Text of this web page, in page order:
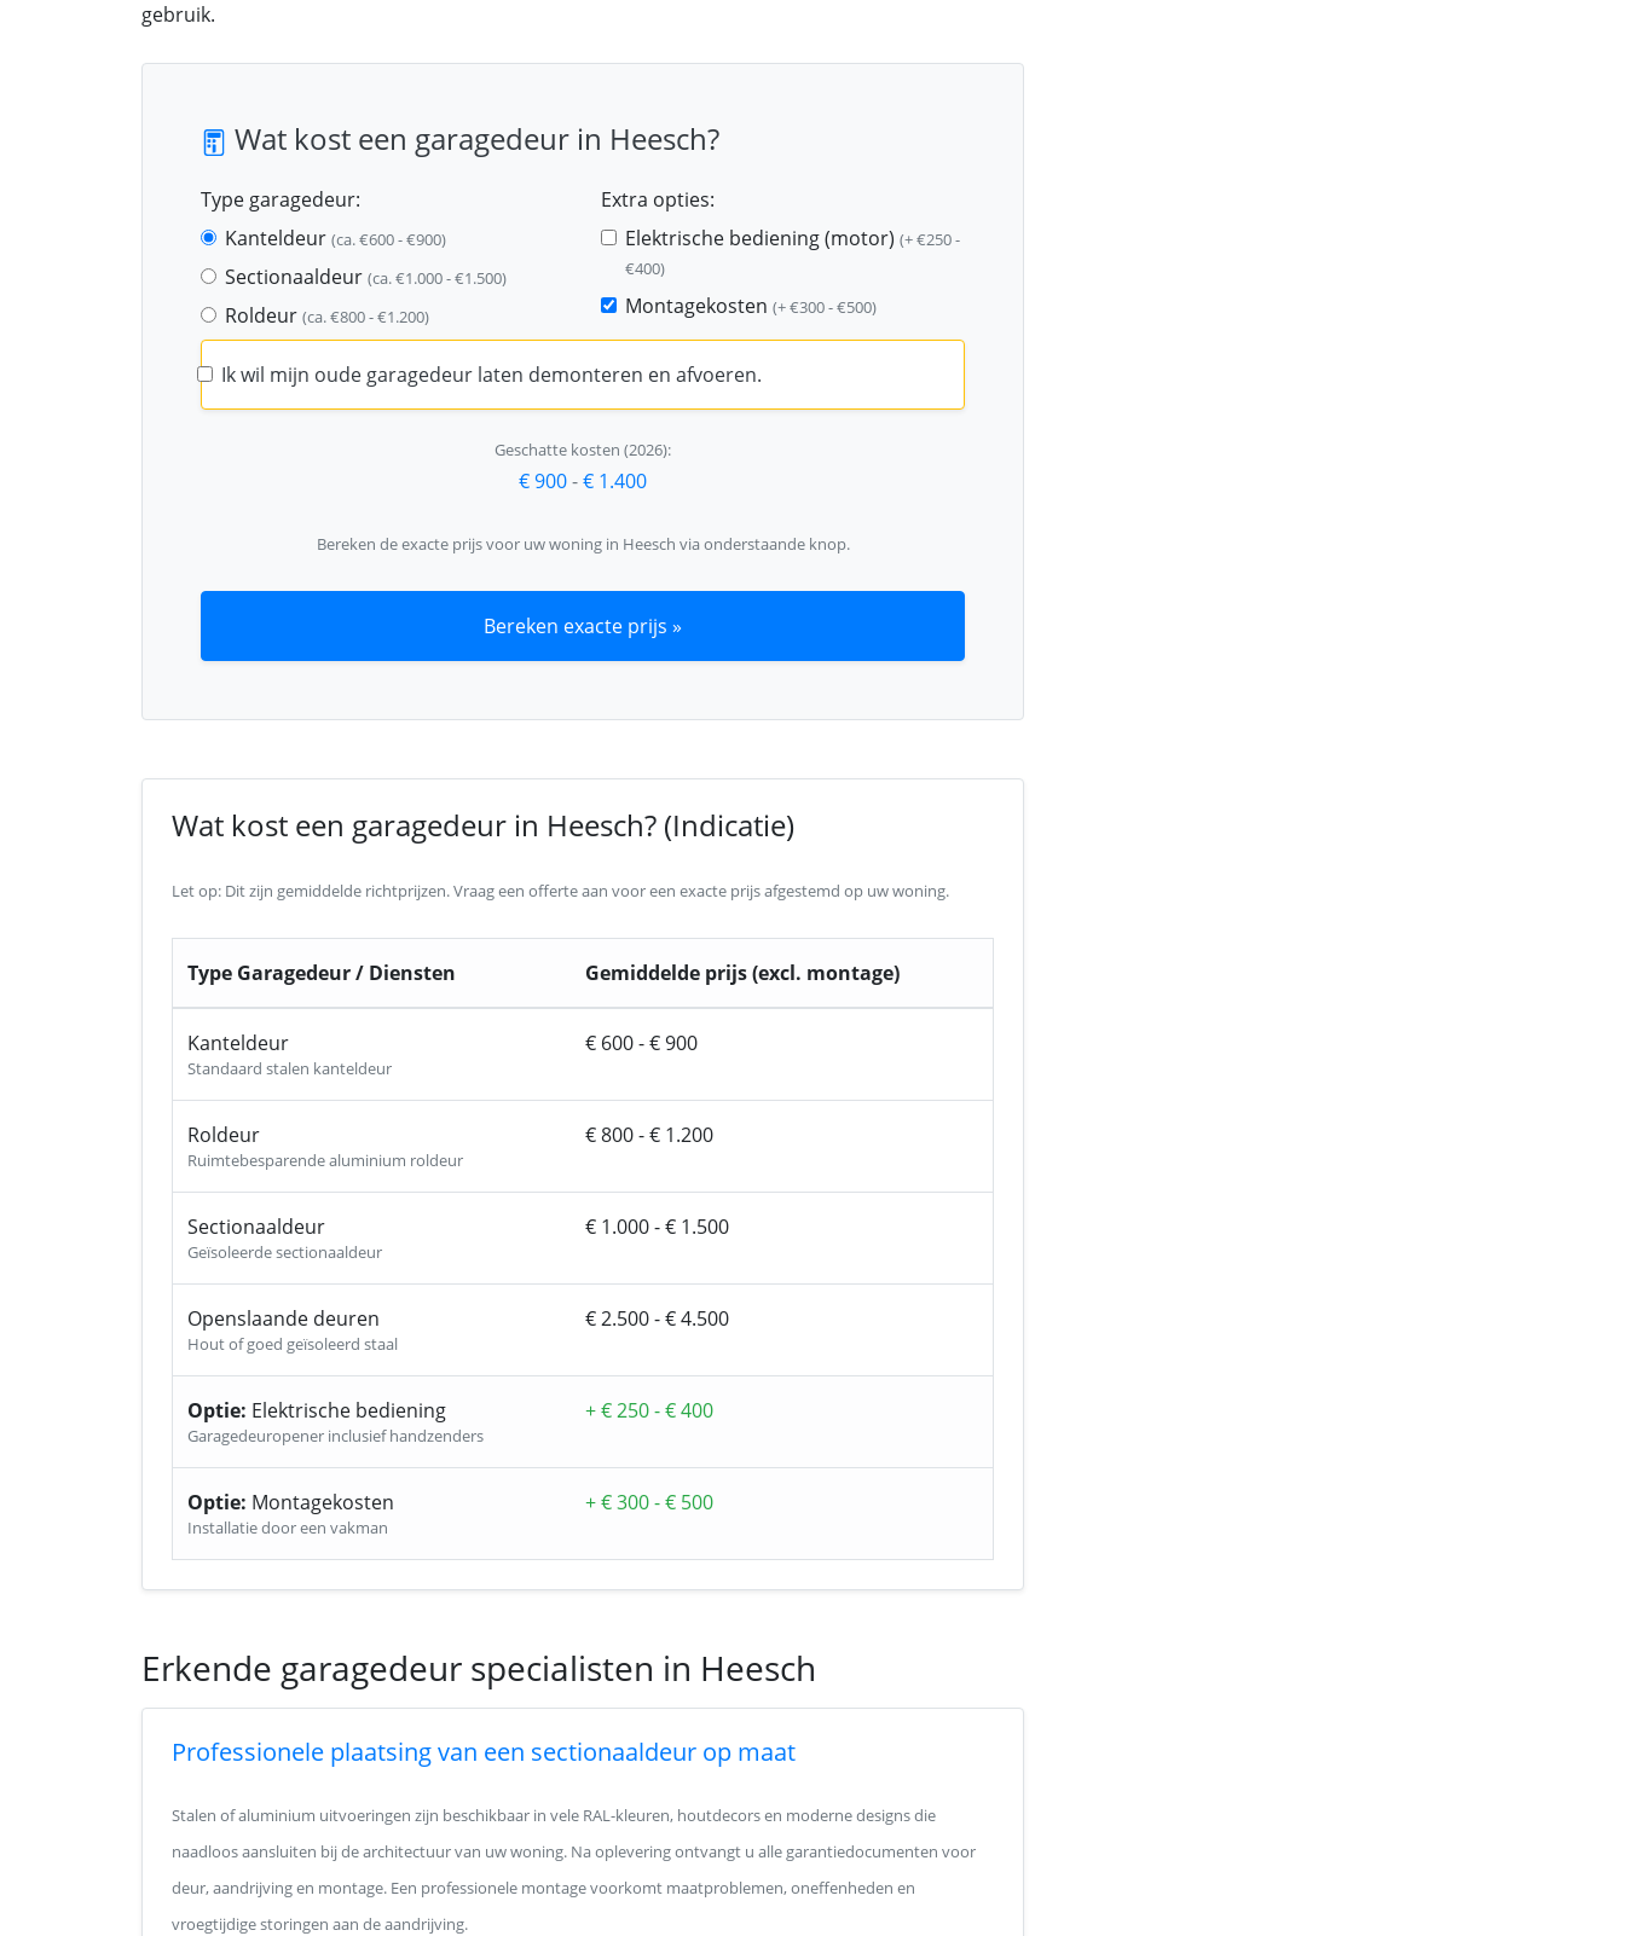
gebruik.
Wat kost een garagedeur in Heesch?
Type garagedeur:
Kanteldeur (ca. €600 - €900)
Sectionaaldeur (ca. €1.000 - €1.500)
Roldeur (ca. €800 - €1.200)
Extra opties:
Elektrische bediening (motor) (+ €250 -
€400)
Montagekosten (+ €300 - €500)
Ik wil mijn oude garagedeur laten demonteren en afvoeren.
Geschatte kosten (2026):
€ 900-€ 1.400
Bereken de exacte prijs voor uw woning in Heesch via onderstaande knop.
Bereken exacte prijs »
Wat kost een garagedeur in Heesch? (Indicatie)
Let op: Dit zijn gemiddelde richtprijzen. Vraag een offerte aan voor een exacte prijs afgestemd op uw woning.
Type Garagedeur / Diensten Gemiddelde prijs (excl. montage)
Kanteldeur
Standaard stalen kanteldeur
€ 600 - € 900
Roldeur
Ruimtebesparende aluminium roldeur
€ 800 - € 1.200
Sectionaaldeur
Geïsoleerde sectionaaldeur
€ 1.000 - € 1.500
Openslaande deuren
Hout of goed geïsoleerd staal
€ 2.500 - € 4.500
Optie: Elektrische bediening
Garagedeuropener inclusief handzenders
+ € 250 - € 400
Optie: Montagekosten
Installatie door een vakman
+ € 300 - € 500
Erkende garagedeur specialisten in Heesch
Professionele plaatsing van een sectionaaldeur op maat
Stalen of aluminium uitvoeringen zijn beschikbaar in vele RAL-kleuren, houtdecors en moderne designs die
naadloos aansluiten bij de architectuur van uw woning. Na oplevering ontvangt u alle garantiedocumenten voor
deur, aandrijving en montage. Een professionele montage voorkomt maatproblemen, oneffenheden en
vroegtijdige storingen aan de aandrijving.